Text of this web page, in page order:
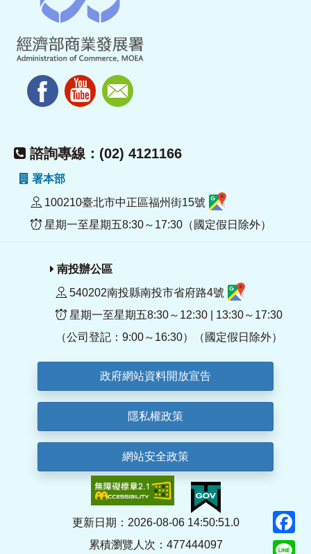
諮詢專線：(02) 4121166
署本部
100210臺北市中正區福州街15號
星期一至星期五8:30～17:30（國定假日除外）
南投辦公區
540202南投縣南投市省府路4號
星期一至星期五8:30～12:30 | 13:30～17:30
（公司登記：9:00～16:30）（國定假日除外）
政府網站資料開放宣告
隱私權政策
網站安全政策
更新日期：2026-08-06 14:50:51.0
累積瀏覽人次：477444097